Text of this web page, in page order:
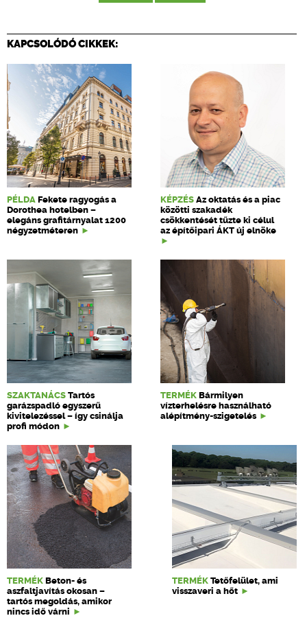
KAPCSOLÓDÓ CIKKEK:
PÉLDA Fekete ragyogás a
Dorothea hotelben –
elegáns grafitárnyalat 1200
négyzetméteren
KÉPZÉS Az oktatás és a piac
közötti szakadék
csökkentését tűzte ki célul
az építőipari ÁKT új elnöke
SZAKTANÁCS Tartós
garázspadló egyszerű
kivitelezéssel – így csinálja
profi módon
TERMÉK Bármilyen
vízterhelésre használható
alépítmény-szigetelés
TERMÉK Beton- és
aszfaltjavítás okosan –
tartós megoldás, amikor
nincs idő várni
TERMÉK Tetőfelület, ami
visszaveri a hőt